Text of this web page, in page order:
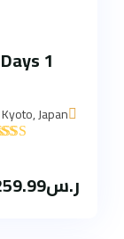
1
Kyoto, Japan
ر.س